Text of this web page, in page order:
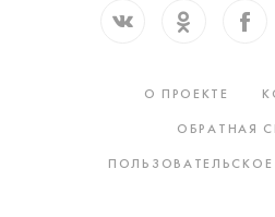
О ПРОЕКТЕ
ОБРАТНАЯ